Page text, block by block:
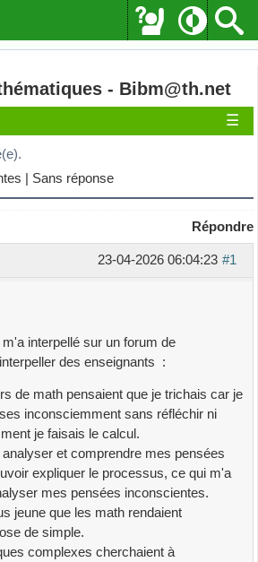
- Bibm@th.net
☰
| Sans réponse
Répondre
#1
23-04-2026 06:04:23
interpellé sur un forum de
des enseignants :
de math pensaient que je trichais car je
inconsciemment sans réfléchir ni
je faisais le calcul.
et comprendre mes pensées
expliquer le processus, ce qui m'a
mes pensées inconscientes.
jeune que les math rendaient
de simple.
complexes cherchaient à